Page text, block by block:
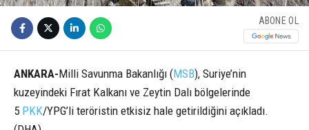
ABONE OL
ANKARA-Milli Savunma Bakanlığı (MSB), Suriye’nin
kuzeyindeki Fırat Kalkanı ve Zeytin Dalı bölgelerinde
5 PKK/YPG’li teröristin etkisiz hale getirildiğini açıkladı.